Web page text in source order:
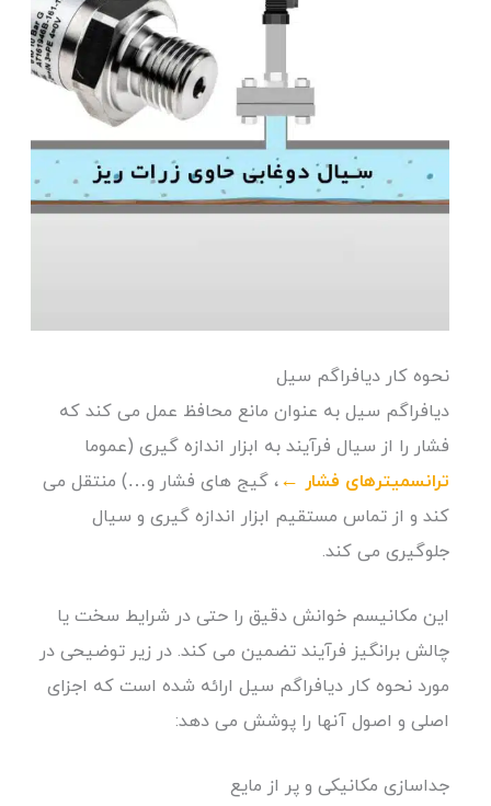
نحوه کار دیافراگم سیل
دیافراگم سیل به عنوان مانع محافظ عمل می کند که
فشار را از سیال فرآیند به ابزار اندازه گیری (عموما
ترانسمیترهای فشار ← ، گیج های فشار و…) منتقل می
کند و از تماس مستقیم ابزار اندازه گیری و سیال
جلوگیری می کند.
این مکانیسم خوانش دقیق را حتی در شرایط سخت یا
چالش برانگیز فرآیند تضمین می کند. در زیر توضیحی در
مورد نحوه کار دیافراگم سیل ارائه شده است که اجزای
اصلی و اصول آنها را پوشش می دهد:
جداسازی مکانیکی و پر از مایع